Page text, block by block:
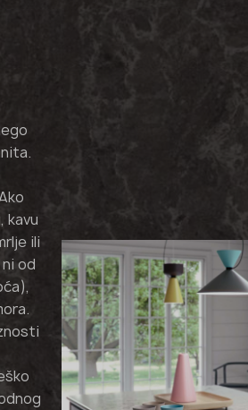
kavu
ili
od